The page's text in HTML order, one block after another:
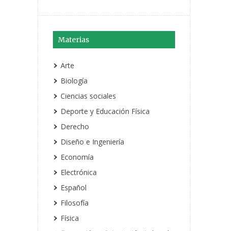
Materias
Arte
Biología
Ciencias sociales
Deporte y Educación Física
Derecho
Diseño e Ingeniería
Economía
Electrónica
Español
Filosofía
Física